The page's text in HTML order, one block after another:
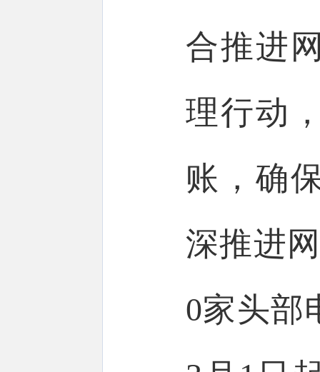
合推进
理行动
账，确
深推进
0家头部